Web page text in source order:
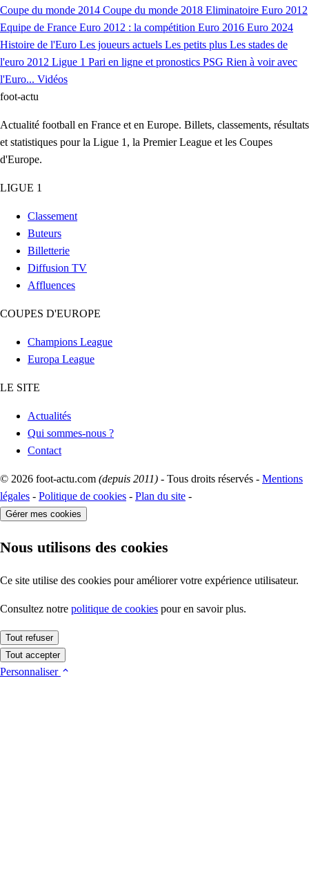
Coupe du monde 2014 Coupe du monde 2018 Eliminatoire Euro 2012
Equipe de France Euro 2012 : la compétition Euro 2016 Euro 2024
Histoire de l'Euro Les joueurs actuels Les petits plus Les stades de
l'euro 2012 Ligue 1 Pari en ligne et pronostics PSG Rien à voir avec
l'Euro... Vidéos
foot-actu
Actualité football en France et en Europe. Billets, classements, résultats
et statistiques pour la Ligue 1, la Premier League et les Coupes
d'Europe.
LIGUE 1
Classement
Buteurs
Billetterie
Diffusion TV
Affluences
COUPES D'EUROPE
Champions League
Europa League
LE SITE
Actualités
Qui sommes-nous ?
Contact
© 2026 foot-actu.com (depuis 2011) - Tous droits réservés - Mentions
légales - Politique de cookies - Plan du site -
Gérer mes cookies
Nous utilisons des cookies
Ce site utilise des cookies pour améliorer votre expérience utilisateur.
Consultez notre politique de cookies pour en savoir plus.
Tout refuser
Tout accepter
Personnaliser